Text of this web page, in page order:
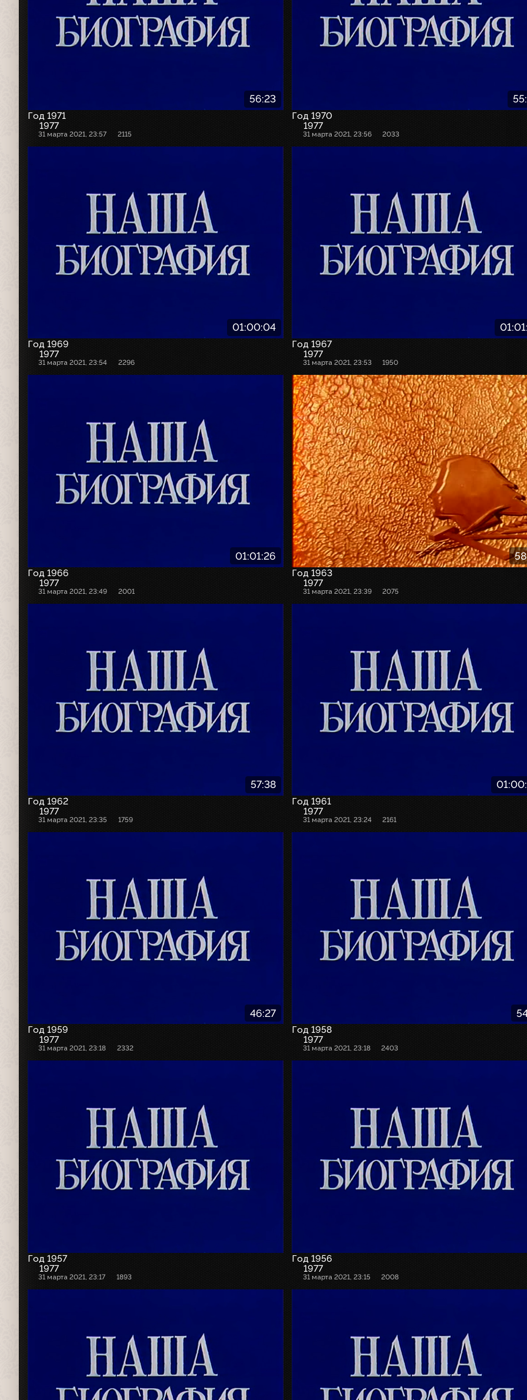
56:23
Год 1971
1977
31 марта 2021, 23:57 2115
Год 1970
1977
31 марта 2021, 23:56 2033
01:00:04
Год 1969
1977
31 марта 2021, 23:54 2296
Год 1967
1977
31 марта 2021, 23:53 1950
01:01:26
Год 1966
1977
31 марта 2021, 23:49 2001
Год 1963
1977
31 марта 2021, 23:39 2075
57:38
Год 1962
1977
31 марта 2021, 23:35 1759
Год 1961
1977
31 марта 2021, 23:24 2161
46:27
Год 1959
1977
31 марта 2021, 23:18 2332
Год 1958
1977
31 марта 2021, 23:18 2403
Год 1957
1977
31 марта 2021, 23:17 1893
Год 1956
1977
31 марта 2021, 23:15 2008